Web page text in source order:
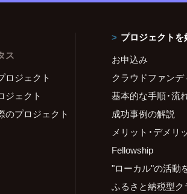
ス
ロジェクト
ジェクト
のプロジェクト
プロジェクトを
お申込み
クラウドファン
基本的な手順・流
成功事例の解説
メリット・デメリ
Fellowship
"ローカル"の活動
ふるさと納税型